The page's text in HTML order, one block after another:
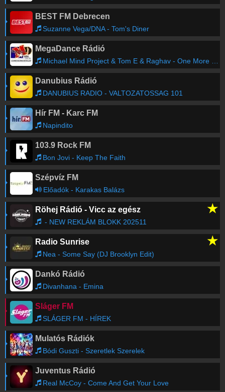
BEST FM Debrecen
Suzanne Vega/DNA - Tom's Diner
MegaDance Rádió
Michael Mind Project & Tom E & Raghav - One More Round
Danubius Rádió
DANUBIUS RADIO - VALTOZATOSSAG 101
Hír FM - Karc FM
Napindito
103.9 Rock FM
Bon Jovi - Keep The Faith
Szépvíz FM
Előadók - Karakas Balázs
Röhej Rádió - Vicc az egész ★
- NEW REKLÁM BLOKK 202511
Radio Sunrise ★
Nea - Some Say (DJ Brooklyn Edit)
Dankó Rádió
Divanhana - Emina
Sláger FM
SLÁGER FM - HÍREK
Mulatós Rádiók
Bódi Guszti - Szeretlek Szerelek
Juventus Rádió
Real McCoy - Come And Get Your Love